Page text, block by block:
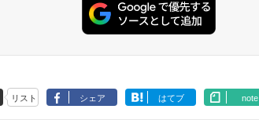
リスト シェア はてブ note